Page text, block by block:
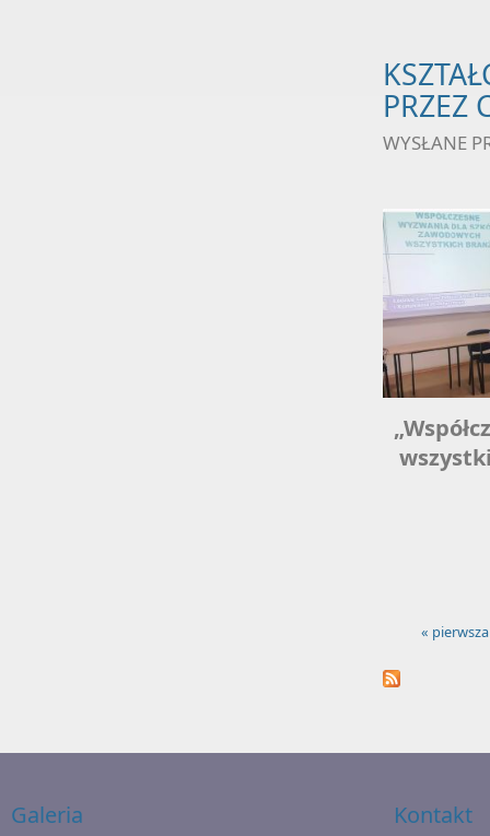
PRZEZ
WYSŁANE
« pierwsza
Galeria Kontakt